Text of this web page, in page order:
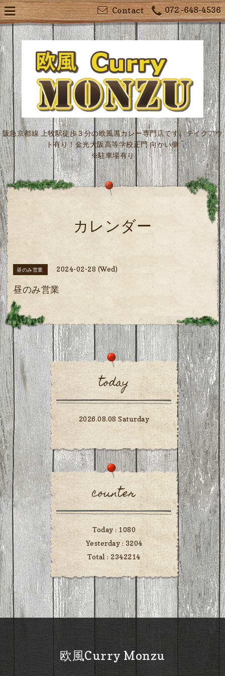
072 -648-4536
Contact
阪急京都線 上牧駅徒歩３分の欧風黒カレー専門店です。テイクアウ
ト有り！金光大阪高等学校正門 向かい側
※駐車場有り
カレンダー
昼のみ営業 2024-02-28 (Wed)
昼のみ営業
today
2026.08.08 Saturday
counter
Today : 1080
Yesterday : 3204
Total : 2342214
欧風Curry Monzu